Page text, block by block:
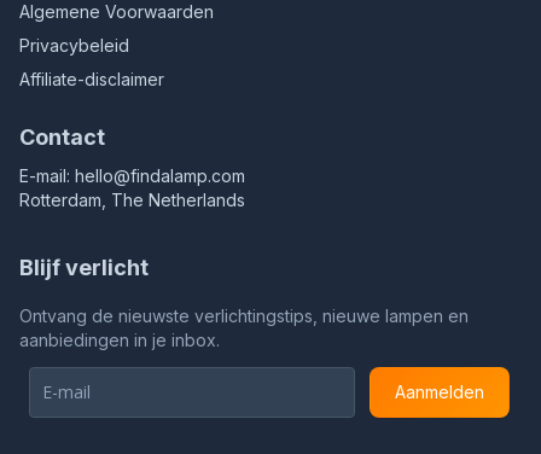
Algemene Voorwaarden
Privacybeleid
Affiliate-disclaimer
Contact
E-mail: hello@findalamp.com
Rotterdam, The Netherlands
Blijf verlicht
Ontvang de nieuwste verlichtingstips, nieuwe lampen en
aanbiedingen in je inbox.
Aanmelden